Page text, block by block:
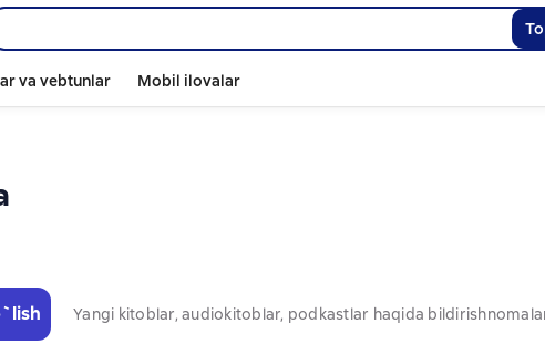
va vebtunlar Mobil ilovalar
Yangi kitoblar, audiokitoblar, podkastlar haqida